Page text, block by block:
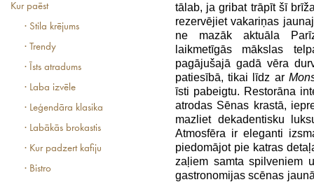
Kur paēst
· Stila krējums
· Trendy
· Īsts atradums
· Laba izvēle
· Leģendāra klasika
· Labākās brokastis
· Kur padzert kafiju
· Bistro
tālab, ja gribat trāpīt šī
rezervējiet vakariņas
ne mazāk aktuāla
laikmetīgās mākslas
pagājušajā gadā vēra
patiesībā, tikai līdz ar
īsti pabeigtu. Restorāna
atrodas Sēnas krastā,
mazliet dekadentisku
Atmosfēra ir eleganti
piedomājot pie katras
zaļiem samta spilveniem
gastronomijas scēnas